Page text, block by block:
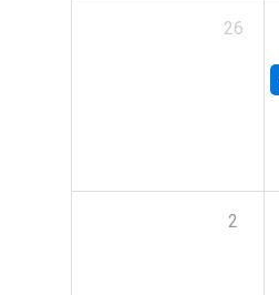
26
2